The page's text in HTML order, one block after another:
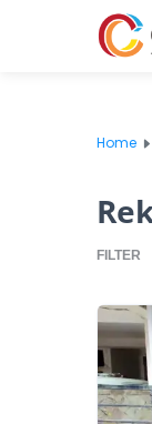
Home
FILTER